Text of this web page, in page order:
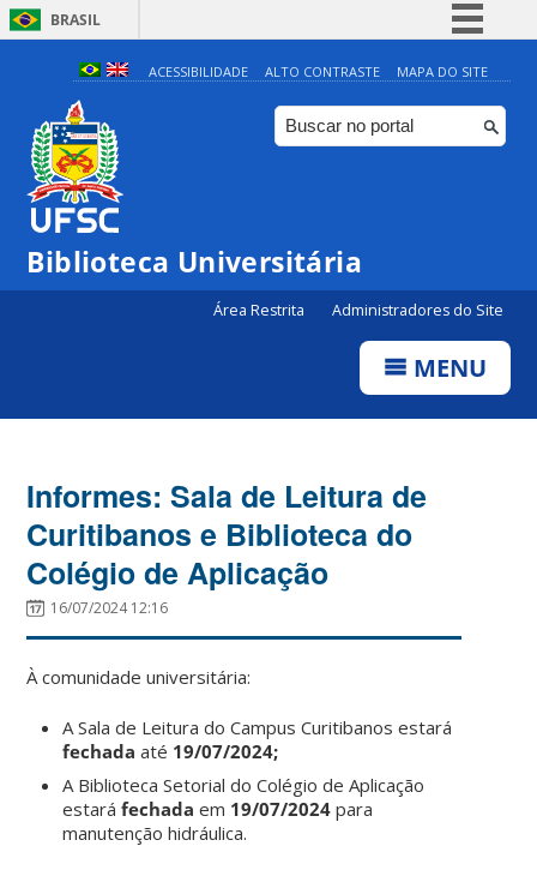
BRASIL
Simplifique!
Comunica BR
Participe
Canais
ACESSIBILIDADE ALTO CONTRASTE MAPA DO SITE
Biblioteca Universitária
Área Restrita Administradores do Site
MENU
Informes: Sala de Leitura de
Curitibanos e Biblioteca do
Colégio de Aplicação
16/07/2024 12:16
À comunidade universitária:
A Sala de Leitura do Campus Curitibanos estará
fechada até 19/07/2024;
A Biblioteca Setorial do Colégio de Aplicação
estaráfechada em 19/07/2024 para
manutenção hidráulica.